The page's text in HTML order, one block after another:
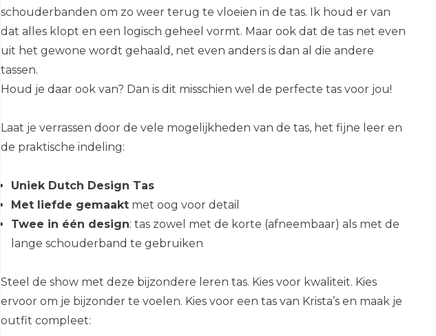
schouderbanden om zo weer terug te vloeien in de tas. Ik houd er van
dat alles klopt en een logisch geheel vormt. Maar ook dat de tas net even
uit het gewone wordt gehaald, net even anders is dan al die andere
tassen.
Houd je daar ook van? Dan is dit misschien wel de perfecte tas voor jou!
Laat je verrassen door de vele mogelijkheden van de tas, het fijne leer en
de praktische indeling:
Uniek Dutch Design Tas
Met liefde gemaakt met oog voor detail
Twee in één design: tas zowel met de korte (afneembaar) als met de
lange schouderband te gebruiken
Steel de show met deze bijzondere leren tas. Kies voor kwaliteit. Kies
ervoor om je bijzonder te voelen. Kies voor een tas van Krista’s en maak je
outfit compleet: